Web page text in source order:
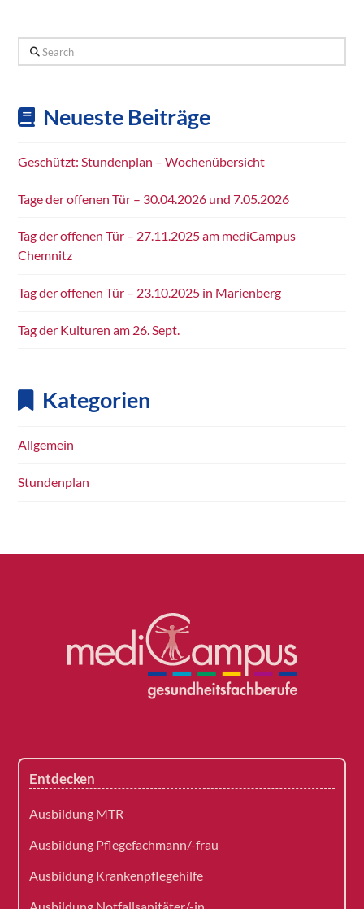
Search
Neueste Beiträge
Geschützt: Stundenplan – Wochenübersicht
Tage der offenen Tür – 30.04.2026 und 7.05.2026
Tag der offenen Tür – 27.11.2025 am mediCampus
Chemnitz
Tag der offenen Tür – 23.10.2025 in Marienberg
Tag der Kulturen am 26. Sept.
Kategorien
Allgemein
Stundenplan
Entdecken
Ausbildung MTR
Ausbildung Pflegefachmann/-frau
Ausbildung Krankenpflegehilfe